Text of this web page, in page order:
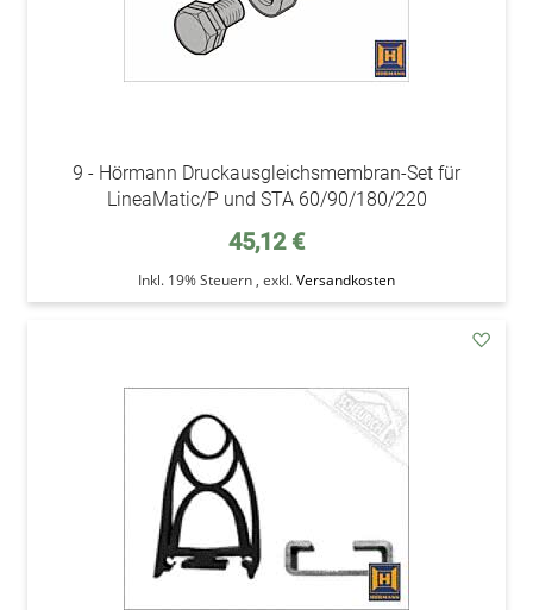
9 - Hörmann Druckausgleichsmembran-Set für
LineaMatic/P und STA 60/90/180/220
45,12 €
Inkl. 19% Steuern , exkl.Versandkosten